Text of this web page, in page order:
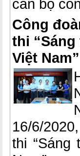
cán bộ
Công
thi
Việt Nam”
16/6/
thi “Sáng